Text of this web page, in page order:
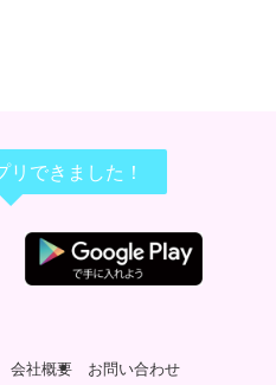
リできました！
会社概要 お問い合わせ